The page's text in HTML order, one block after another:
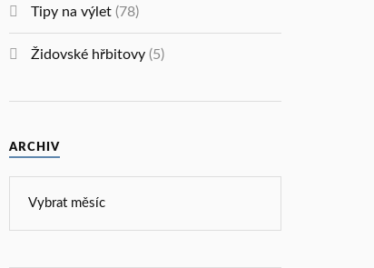
Tipy na výlet (78)
Židovské hřbitovy (5)
ARCHIV